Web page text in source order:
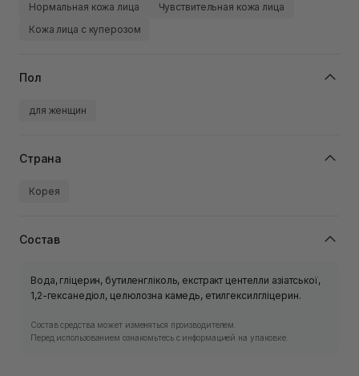
Нормальная кожа лица
Чувствительная кожа лица
Кожа лица с куперозом
Пол
для женщин
Страна
Корея
Состав
Вода, гліцерин, бутиленгліколь, екстракт центелли азіатської,
1,2-гексанедіол, целюлозна камедь, етилгексилгліцерин.
Состав средства может изменяться производителем.
Перед использованием ознакомьтесь с информацией на упаковке.